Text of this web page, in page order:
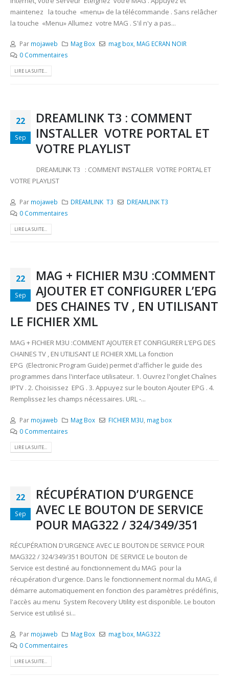
maintenez la touche «menu» de la télécommande . Sans relâcher
la touche «Menu» Allumez votre MAG . S'il n'y a pas...
Par mojaweb Mag Box mag box, MAG ECRAN NOIR
0 Commentaires
LIRE LA SUITE...
22
Sep
DREAMLINK T3 : COMMENT
INSTALLER VOTRE PORTAL ET
VOTRE PLAYLIST
DREAMLINK T3 : COMMENT INSTALLER VOTRE PORTAL ET
VOTRE PLAYLIST
Par mojaweb DREAMLINK T3
DREAMLINK T3
0 Commentaires
LIRE LA SUITE...
22
Sep
MAG + FICHIER M3U :COMMENT
AJOUTER ET CONFIGURER L’EPG
DES CHAINES TV , EN UTILISANT
LE FICHIER XML
MAG + FICHIER M3U :COMMENT AJOUTER ET CONFIGURER L'EPG DES
CHAINES TV , EN UTILISANT LE FICHIER XML La fonction
EPG (Electronic Program Guide) permet d'afficher le guide des
programmes dans l'interface utilisateur. 1. Ouvrez l'onglet Chaînes
IPTV . 2. Choisissez EPG . 3. Appuyez sur le bouton Ajouter EPG . 4.
Remplissez les champs nécessaires. URL -...
Par mojaweb Mag Box FICHIER M3U mag box
0 Commentaires
LIRE LA SUITE...
22
Sep
RÉCUPÉRATION D’URGENCE
AVEC LE BOUTON DE SERVICE
POUR MAG322 / 324/349/351
RÉCUPÉRATION D'URGENCE AVEC LE BOUTON DE SERVICE POUR
MAG322 / 324/349/351 BOUTON DE SERVICE Le bouton de
Service est destiné au fonctionnement du MAG pour la
récupération d'urgence. Dans le fonctionnement normal du MAG, il
démarre automatiquement en fonction des paramètres prédéfinis,
l'accès au menu System Recovery Utility est disponible. Le bouton
Service est utilisé si...
Par mojaweb Mag Box mag box MAG322
0 Commentaires
LIRE LA SUITE...